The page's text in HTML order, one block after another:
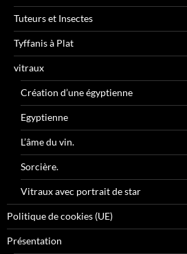
Tuteurs et Insectes
Tyffanis à Plat
vitraux
Création d’une égyptienne
Egyptienne
L’âme du vin.
Sorcière.
Vitraux avec portrait de star
Politique de cookies (UE)
Présentation